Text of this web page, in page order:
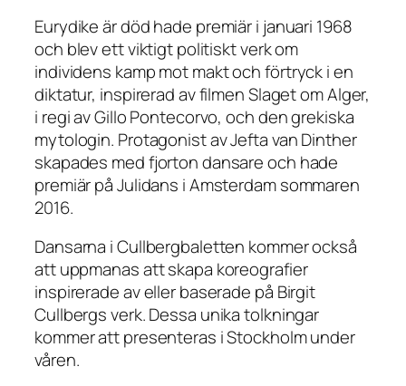
Eurydike är död hade premiär i januari 1968
och blev ett viktigt politiskt verk om
individens kamp mot makt och förtryck i en
diktatur, inspirerad av filmen Slaget om Alger,
i regi av Gillo Pontecorvo, och den grekiska
mytologin. Protagonist av Jefta van Dinther
skapades med fjorton dansare och hade
premiär på Julidans i Amsterdam sommaren
2016.
Dansarna i Cullbergbaletten kommer också
att uppmanas att skapa koreografier
inspirerade av eller baserade på Birgit
Cullbergs verk. Dessa unika tolkningar
kommer att presenteras i Stockholm under
våren.